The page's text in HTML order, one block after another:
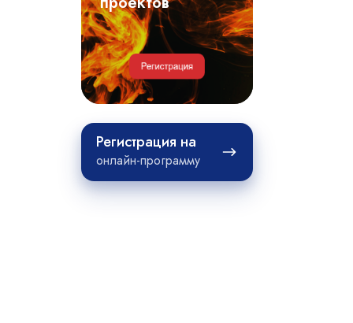
проектов
Регистрация на
онлайн-программу
Регистрация